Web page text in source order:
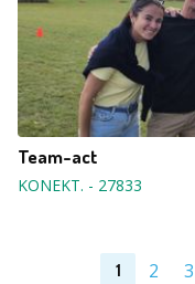
Team-act
KONEKT. - 27833
1 2 3